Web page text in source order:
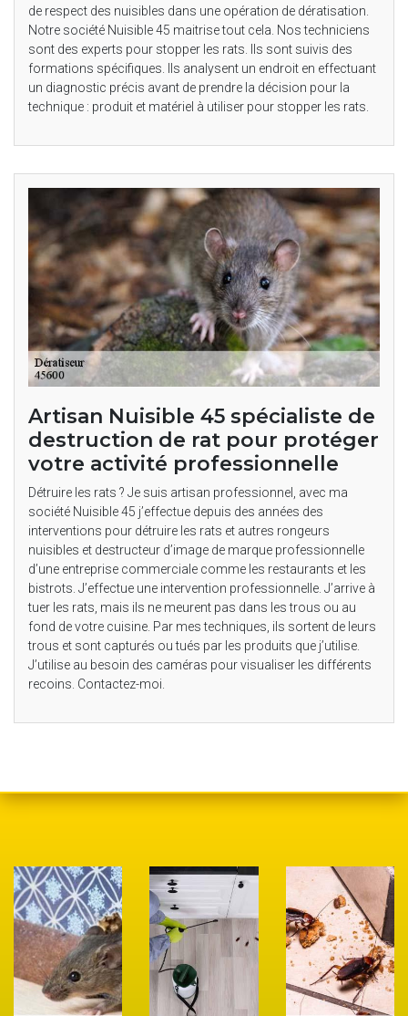
de respect des nuisibles dans une opération de dératisation.
Notre société Nuisible 45 maitrise tout cela. Nos techniciens
sont des experts pour stopper les rats. Ils sont suivis des
formations spécifiques. Ils analysent un endroit en effectuant
un diagnostic précis avant de prendre la décision pour la
technique : produit et matériel à utiliser pour stopper les rats.
Artisan Nuisible 45 spécialiste de
destruction de rat pour protéger
votre activité professionnelle
Détruire les rats ? Je suis artisan professionnel, avec ma
société Nuisible 45 j’effectue depuis des années des
interventions pour détruire les rats et autres rongeurs
nuisibles et destructeur d’image de marque professionnelle
d’une entreprise commerciale comme les restaurants et les
bistrots. J’effectue une intervention professionnelle. J’arrive à
tuer les rats, mais ils ne meurent pas dans les trous ou au
fond de votre cuisine. Par mes techniques, ils sortent de leurs
trous et sont capturés ou tués par les produits que j’utilise.
J’utilise au besoin des caméras pour visualiser les différents
recoins. Contactez-moi.